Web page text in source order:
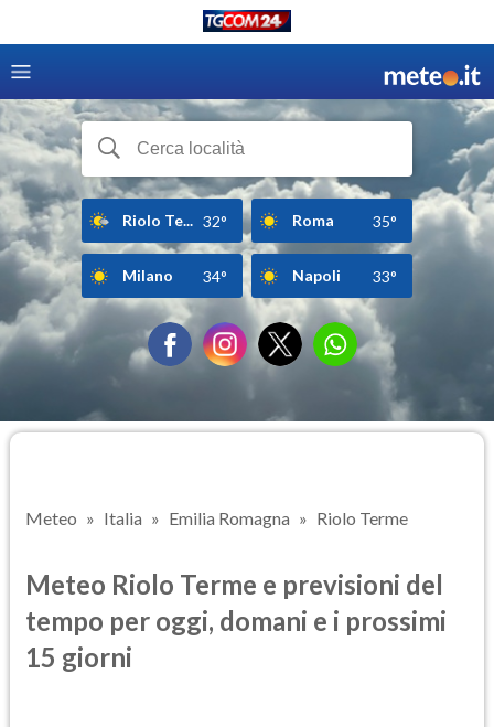
Riolo Te... 32° Roma 35°
Milano 34° Napoli 33°
Meteo Italia Emilia Romagna Riolo Terme
Meteo Riolo Terme e previsioni del
tempo per oggi, domani e i prossimi
15 giorni